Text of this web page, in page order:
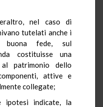
nel caso di
tutelati anche i
buona fede, sul
costituisse una
al patrimonio dello
attive e
collegate;
indicate, la